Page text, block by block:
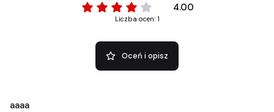
4.00
Liczba ocen: 1
Oceń i opisz
aaaa